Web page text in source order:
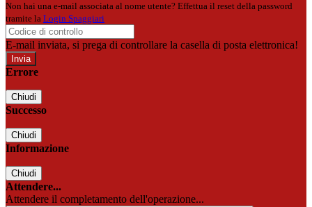
Non hai una e-mail associata al nome utente? Effettua il reset della password
tramite la Login Spaggiari
E-mail inviata, si prega di controllare la casella di posta elettronica!
Errore
Chiudi
Successo
Chiudi
Informazione
Chiudi
Attendere...
Attendere il completamento dell'operazione...